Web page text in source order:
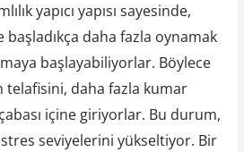
yapıcı yapısı sayesinde,
daha fazla oynamak
başlayabiliyorlar. Böylece
telafisini, daha fazla kumar
içine giriyorlar. Bu durum,
seviyelerini yükseltiyor. Bir